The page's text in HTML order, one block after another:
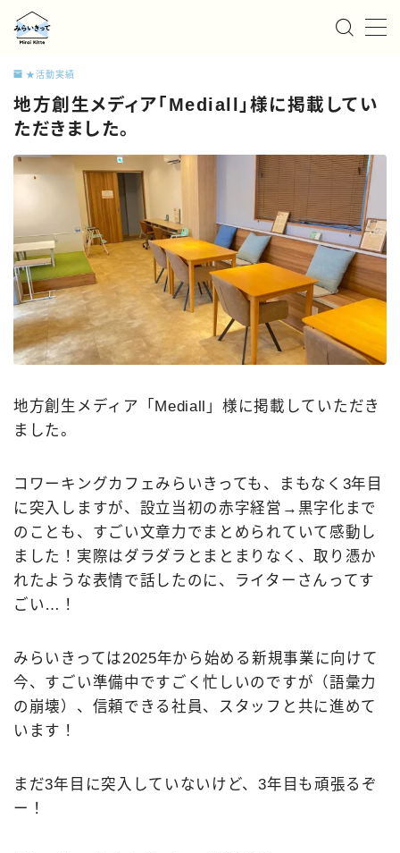
MENU
私たちについて
サービス
お知らせ/ニュース
事例紹介
採用情報
★活動実績
地方創生メディア「Mediall」様に掲載してい
ただきました。
地方創生メディア「Mediall」様に掲載していただき
ました。
コワーキングカフェみらいきっても、まもなく3年目
に突入しますが、設立当初の赤字経営→黒字化まで
のことも、すごい文章力でまとめられていて感動し
ました！実際はダラダラとまとまりなく、取り憑か
れたような表情で話したのに、ライターさんってす
ごい…！
みらいきっては2025年から始める新規事業に向けて
今、すごい準備中ですごく忙しいのですが（語彙力
の崩壊）、信頼できる社員、スタッフと共に進めて
います！
まだ3年目に突入していないけど、3年目も頑張るぞ
ー！